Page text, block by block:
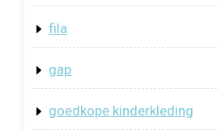
fila
gap
goedkope kinderkleding